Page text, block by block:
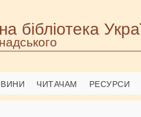
бібліотека
ЧИТАЧАМ РЕСУРСИ